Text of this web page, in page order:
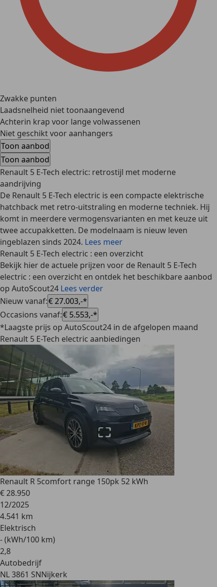
Zwakke punten
Laadsnelheid niet toonaangevend
Achterin krap voor lange volwassenen
Niet geschikt voor aanhangers
Toon aanbod
Toon aanbod
Renault 5 E-Tech electric: retrostijl met moderne
aandrijving
De Renault 5 E-Tech electric is een compacte elektrische
hatchback met retro-uitstraling en moderne techniek. Hij
komt in meerdere vermogensvarianten en met keuze uit
twee accupakketten. De modelnaam is nieuw leven
ingeblazen sinds 2024. Lees meer
Renault 5 E-Tech electric : een overzicht
Bekijk hier de actuele prijzen voor de Renault 5 E-Tech
electric : een overzicht en ontdek het beschikbare aanbod
op AutoScout24 Lees verder
Nieuw vanaf:€ 27.003,-*
Occasions vanaf:€ 5.553,-*
*Laagste prijs op AutoScout24 in de afgelopen maand
Renault 5 E-Tech electric aanbiedingen
Renault R 5comfort range 150pk 52 kWh
€ 28.950
12/2025
4.541 km
Elektrisch
- (kWh/100 km)
2,8
Autobedrijf
NL 3861 SNNijkerk